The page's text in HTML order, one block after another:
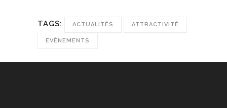
TAGS: ACTUALITÉS ATTRACTIVITÉ
EVÉNEMENTS